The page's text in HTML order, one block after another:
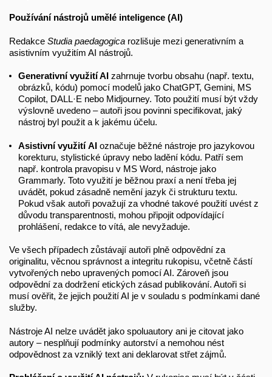
Používání nástrojů umělé inteligence (AI)
Redakce Studia paedagogica rozlišuje mezi generativním a
asistivním využitím AI nástrojů.
Generativní využití AI zahrnuje tvorbu obsahu (např. textu,
obrázků, kódu) pomocí modelů jako ChatGPT, Gemini, MS
Copilot, DALL·E nebo Midjourney. Toto použití musí být vždy
výslovně uvedeno – autoři jsou povinni specifikovat, jaký
nástroj byl použit a k jakému účelu.
Asistivní využití AI označuje běžné nástroje pro jazykovou
korekturu, stylistické úpravy nebo ladění kódu. Patří sem
např. kontrola pravopisu v MS Word, nástroje jako
Grammarly. Toto využití je běžnou praxí a není třeba jej
uvádět, pokud zásadně nemění jazyk či strukturu textu.
Pokud však autoři považují za vhodné takové použití uvést z
důvodu transparentnosti, mohou připojit odpovídající
prohlášení, redakce to vítá, ale nevyžaduje.
Ve všech případech zůstávají autoři plně odpovědní za
originalitu, věcnou správnost a integritu rukopisu, včetně částí
vytvořených nebo upravených pomocí AI. Zároveň jsou
odpovědní za dodržení etických zásad publikování. Autoři si
musí ověřit, že jejich použití AI je v souladu s podmínkami dané
služby.
Nástroje AI nelze uvádět jako spoluautory ani je citovat jako
autory – nesplňují podmínky autorství a nemohou nést
odpovědnost za vzniklý text ani deklarovat střet zájmů.